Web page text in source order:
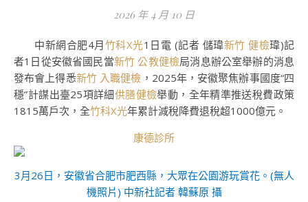
2026 年 4 月 10 日
中新網合肥4月竹科X光1日電 (記者 儲瑋新竹 健檢瑋)記
者1日從安徽省國民當新竹 公教健檢局消息辦公室舉辦的消息
發布會上得悉新竹 入職健檢 ，2025年，安徽聚焦辦事國度“四
穩”計謀出臺25項詳細供膳健檢舉動，全年精準推送稅費政策
1815萬戶次，全竹科X光年累計減稅降費退稅超1000億元。
康德診所
3月26日，安徽省合肥市肥西縣，大眾在公園游玩賞花。(無人
機照片) 中新社記者 韓蘇原 攝